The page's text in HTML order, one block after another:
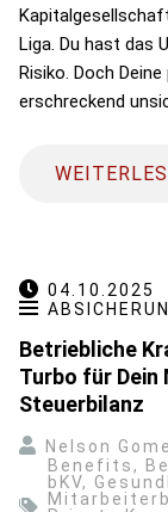
Liga. Du hast das
Risiko. Doch
erschreckend
04.10.2025
Betriebliche
Turbo für
Steuerbilanz
Nelson
Benefits ,
bKV,